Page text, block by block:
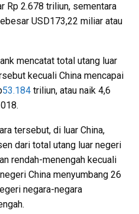
Rp 2.678 triliun, sementara
USD173,22 miliar atau
mencatat total utang luar
kecuali China mencapai
53.184 triliun, atau naik 4,6
tersebut, di luar China,
dari total utang luar negeri
rendah-menengah kecuali
China menyumbang 26
negara-negara